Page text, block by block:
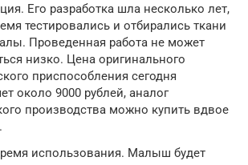
Его разработка шла несколько лет,
тестировались и отбирались ткани
Проведенная работа не может
низко. Цена оригинального
приспособления сегодня
около 9000 рублей, аналог
производства можно купить вдвое
использования. Малыш будет